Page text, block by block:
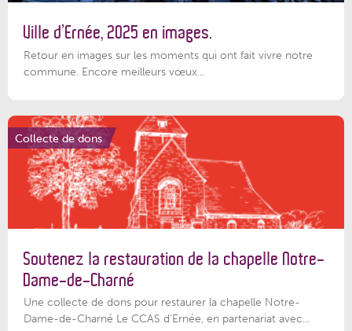
Ville d’Ernée, 2025 en images.
Retour en images sur les moments qui ont fait vivre notre
commune. Encore meilleurs vœux...
Collecte de dons
Soutenez la restauration de la chapelle Notre-
Dame-de-Charné
Une collecte de dons pour restaurer la chapelle Notre-
Dame-de-Charné Le CCAS d’Ernée, en partenariat avec...